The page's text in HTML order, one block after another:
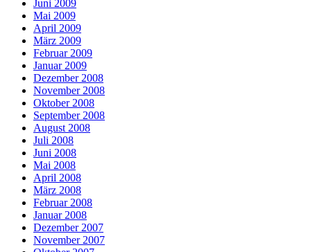
Juni 2009
Mai 2009
April 2009
März 2009
Februar 2009
Januar 2009
Dezember 2008
November 2008
Oktober 2008
September 2008
August 2008
Juli 2008
Juni 2008
Mai 2008
April 2008
März 2008
Februar 2008
Januar 2008
Dezember 2007
November 2007